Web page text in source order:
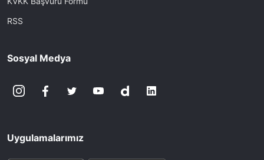
RSS
Sosyal Medya
Uygulamalarımız